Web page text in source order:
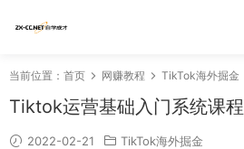
当前位置： 首页 网赚教程 TikTok海外掘金
Tiktok运营基础入门系统课程
2022-02-21 TikTok海外掘金